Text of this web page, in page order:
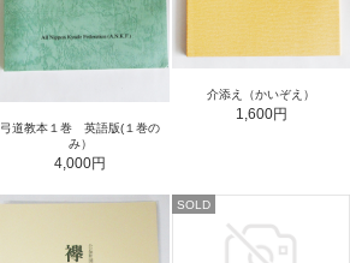
弓道教本１巻 英語版(１巻の
み）
4,000円
介添え（かいぞえ）
1,600円
SOLD